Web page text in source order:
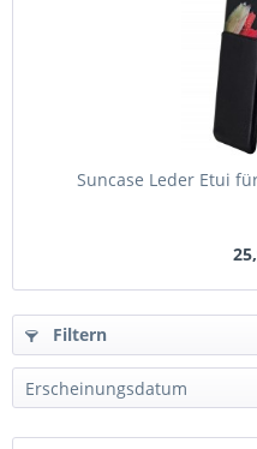
Suncase Leder Etui
Filtern